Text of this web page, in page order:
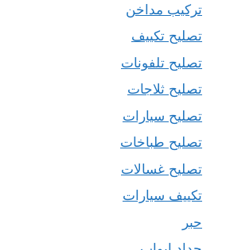
تركيب مداخن
تصليح تكييف
تصليح تلفونات
تصليح ثلاجات
تصليح سيارات
تصليح طباخات
تصليح غسالات
تكييف سيارات
حبر